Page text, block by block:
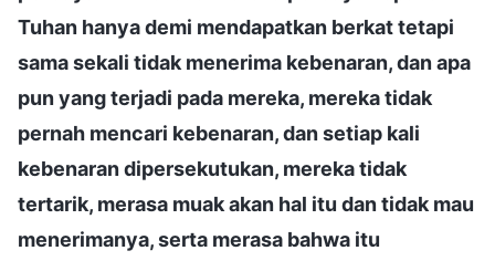
Tuhan hanya demi mendapatkan berkat tetapi
sama sekali tidak menerima kebenaran, dan apa
pun yang terjadi pada mereka, mereka tidak
pernah mencari kebenaran, dan setiap kali
kebenaran dipersekutukan, mereka tidak
tertarik, merasa muak akan hal itu dan tidak mau
menerimanya, serta merasa bahwa itu